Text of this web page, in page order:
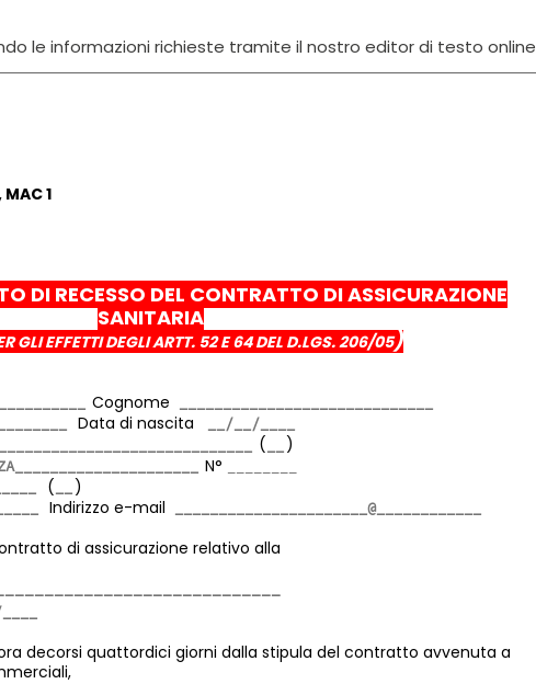
le informazioni richieste tramite il nostro editor di testo online
1
DI RECESSO DEL CONTRATTO DI ASSICURAZIONE
SANITARIA
GLI EFFETTI DEGLI ARTT. 52 E 64 DEL D.LGS. 206/05)
Cognome
Data di nascita
(
)
N°
(
)
Indirizzo e-mail
di assicurazione relativo alla
decorsi quattordici giorni dalla stipula del contratto avvenuta a